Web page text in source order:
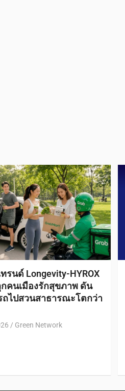
รนด์ Longevity-HYROX
คนเมืองรักสุขภาพ ดัน
ถไปสวนสาธารณะโตกว่า
Green Network